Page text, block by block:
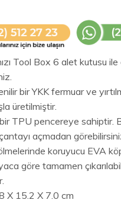
Tool Box 6 alet kutusu
bir YKK fermuar ve
üretilmiştir.
TPU pencereye sahiptir.
çantayı açmadan
koruyucu EVA
göre tamamen
X 15.2 X 7.0 cm